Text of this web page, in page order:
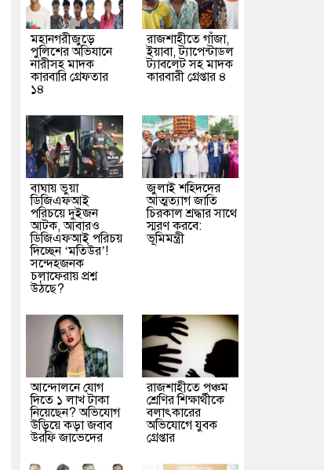
মহানগরীজুড়ে
পুলিশের অভিযানে
নারীসহ মাদক
কারবারি গ্রেফতার
১৪
রাজশাহীতে গাঁজা,
ইয়াবা, ট্যাপেন্টাডল
ট্যাবলেট সহ মাদক
কারবারী গ্রেপ্তার ৪
বাঘায় ভুয়া
ডিজিএফআই
পরিচয়ে দুইজন
আটক, আবারও
ডিজিএফআই পরিচয়
দিচ্ছেন ‘মতিউর’!
সন্দেহজনক
চলাফেরায় প্রশ্ন
উঠছে?
জুলাই শহিদদের
আত্মত্যাগ জাতি
চিরকাল শ্রদ্ধার সাথে
স্মরণ করবে:
ভূমিমন্ত্রী
আন্দোলনে যোগ
দিতে ১ লাখ টাকা
নিয়েছেন? অভিযোগ
উড়িয়ে কড়া জবাব
উরফি জাভেদের
রাজশাহীতে পঞ্চম
শ্রেণির শিক্ষার্থীকে
বলাৎকারের
অভিযোগে যুবক
গ্রেপ্তার